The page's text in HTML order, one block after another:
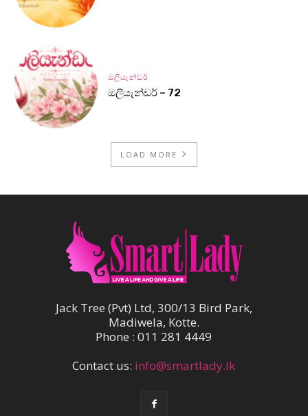
ඔලියැන්ඩර්
ඔලියැන්ඩර් – 72
LOAD MORE
Jack Tree (Pvt) Ltd, 300/13 Bird Park,
Madiwela, Kotte.
Phone : 011 281 4449
Contact us: info@smartlady.lk